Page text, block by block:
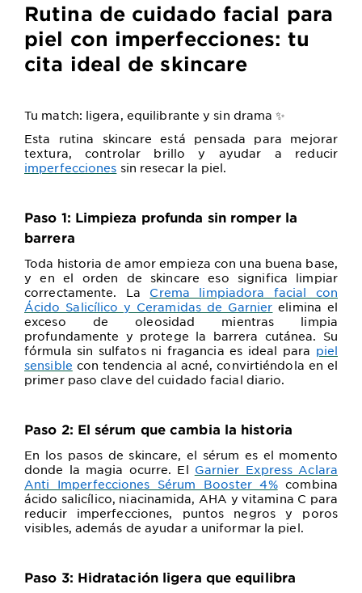
Rutina de cuidado facial para
piel con imperfecciones: tu
cita ideal de skincare
Tu match: ligera, equilibrante y sin drama✨
Esta rutina skincare está pensada para mejorar
textura, controlar brillo y ayudar a reducir
imperfecciones sin resecar la piel.
Paso 1: Limpieza profunda sin romper la
barrera
Toda historia de amor empieza con una buena base,
y en el orden de skincare eso significa limpiar
correctamente. La Crema limpiadora facial con
Ácido Salicílico y Ceramidas de Garnier elimina el
exceso de oleosidad mientras limpia
profundamente y protege la barrera cutánea. Su
fórmula sin sulfatos ni fragancia es ideal para piel
sensible con tendencia al acné, convirtiéndola en el
primer paso clave del cuidado facial diario.
Paso 2: El sérum que cambia la historia
En los pasos de skincare, el sérum es el momento
donde la magia ocurre. El Garnier Express Aclara
Anti Imperfecciones Sérum Booster 4%combina
ácido salicílico, niacinamida, AHA y vitamina C para
reducir imperfecciones, puntos negros y poros
visibles, además de ayudar a uniformar la piel.
Paso 3: Hidratación ligera que equilibra